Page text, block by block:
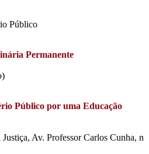
Público
Permanente
Público por uma Educação
Av. Professor Carlos Cunha, n